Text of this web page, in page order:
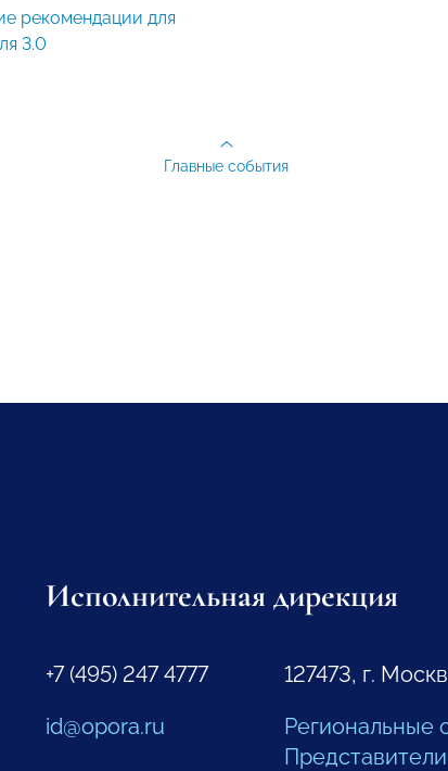
3.0
Главные события
Исполнительная дирекция
+7 (495) 247 4777
id@opora.ru
127473, г.
Региональные